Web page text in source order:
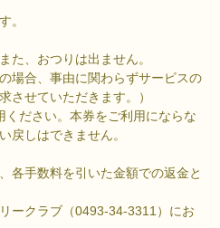
。
た、おつりは出ません。
場合、事由に関わらずサービスの
させていただきます。）
ください。本券をご利用にならな
戻しはできません。
各手数料を引いた金額での返金と
ークラブ（0493-34-3311）にお